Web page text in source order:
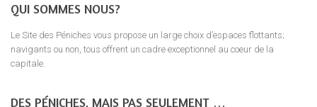
QUI SOMMES NOUS?
Le Site des Péniches vous propose un large choix d’espaces flottants;
navigants ou non, tous offrent un cadre exceptionnel au coeur de la
capitale.
DES PÉNICHES, MAIS PAS SEULEMENT …